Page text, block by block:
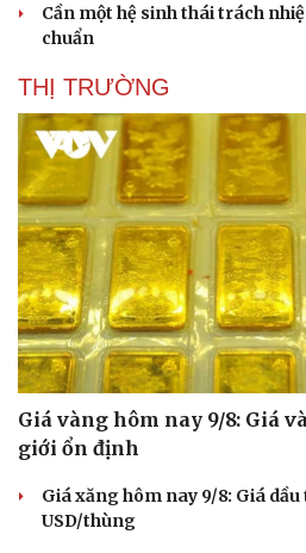
Văn hóa
Sân khấu - Điện ảnh
Văn học
Âm nhạc
Di sản
Cần một hệ sinh thái trách
chuẩn
THỊ TRƯỜNG
Giá vàng hôm nay 9/8: Giá
giới ổn định
Giá xăng hôm nay 9/8: Giá
USD/thùng